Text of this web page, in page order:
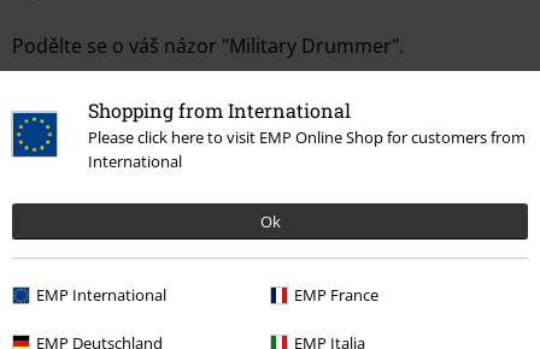
Shopping from International
Please click here to visit EMP Online Shop for customers from
International
Ok
EMP International EMP France
EMP Deutschland EMP Italia
Podělte se o váš názor "Military Drummer".